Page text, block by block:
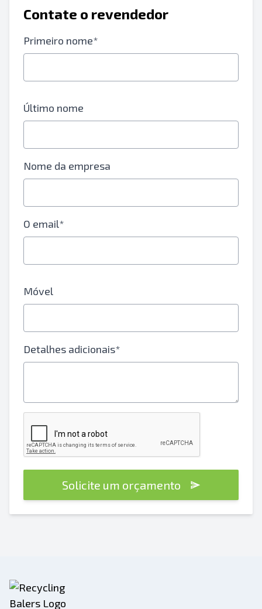
Contate o revendedor
Primeiro nome*
Último nome
Nome da empresa
O email*
Móvel
Detalhes adicionais*
Solicite um orçamento